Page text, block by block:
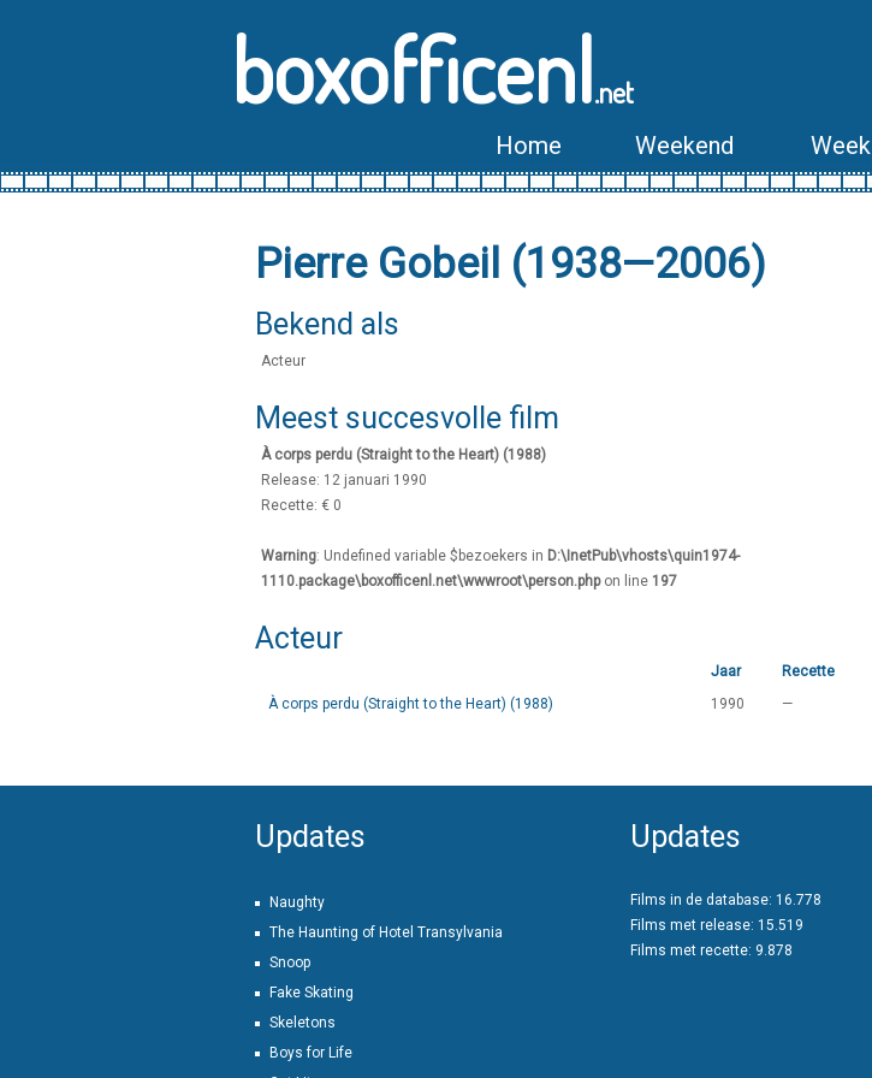
boxofficenl.net
Home Weekend Week
Pierre Gobeil (1938—2006)
Bekend als
Acteur
Meest succesvolle film
À corps perdu (Straight to the Heart) (1988)
Release: 12 januari 1990
Recette: € 0
Warning: Undefined variable $bezoekers in D:\InetPub\vhosts\quin1974-
1110.package\boxofficenl.net\wwwroot\person.phpon line 197
Acteur
Jaar Recette
À corps perdu (Straight to the Heart) (1988)
1990 —
Updates
Naughty
The Haunting of Hotel Transylvania
Snoop
Fake Skating
Skeletons
Boys for Life
Updates
Films in de database: 16.778
Films met release: 15.519
Films met recette: 9.878